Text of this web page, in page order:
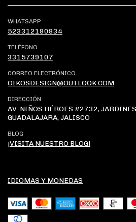
WHATSAPP
523312180834
TELÉFONO
3315739107
CORREO ELECTRÓNICO
OIKOSDESIGN@OUTLOOK.COM
DIRECCIÓN
AV. NIÑOS HÉROES #2732,
GUADALAJARA, JALISCO
BLOG
¡VISITA NUESTRO BLOG!
IDIOMAS Y MONEDAS